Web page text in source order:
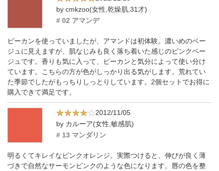
by cmkzoo(女性,乾燥肌,31才)
# 02 アマンデ
ピーカンを使っていましたが、アマンドは初体験。濃いめのベー
ジュに見えますが、肌なじみも良く落ち着いた感じのピンクベー
ジュです。香りも気に入って、ピーカンと気分によって使い分け
ています。こちらの方が色がしっかり出る気がします。荒れてい
た季節でしたがもっちりしっとりしています。2個セットでお得に
購入できて満足です。
2012/11/05
by カルーア(女性,敏感肌)
# 13 マンダリン
明るくてキレイなピンクオレンジ。実際つけると、伸びが良く薄
づきで自然なサーモンピンクのような色になります。唇の色を整